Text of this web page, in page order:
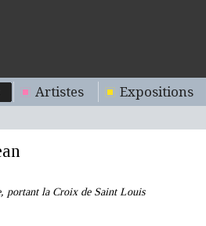
Artistes Expositions
portant la Croix de Saint Louis